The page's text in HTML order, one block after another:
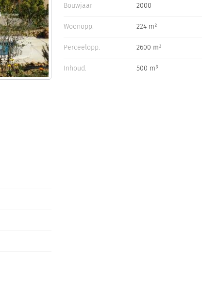
Bouwjaar 2000
Woonopp. 224 m²
Perceelopp. 2600 m²
Inhoud. 500 m³